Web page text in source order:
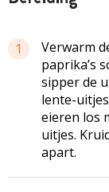
1
Verwarm
paprika’s
sipper de
lente-
eieren los
uitjes.
apart.